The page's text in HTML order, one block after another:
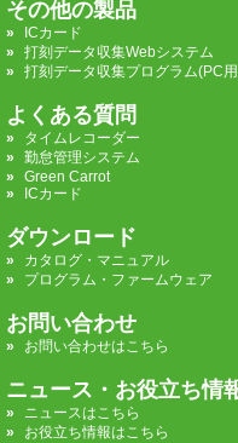
その他の製品
ICカード
打刻データ収集Webシステム
打刻データ収集プログラム(PC
よくある質問
タイムレコーダー
勤怠管理システム
Green Carrot
ICカード
ダウンロード
カタログ・マニュアル
プログラム・ファームウェア
お問い合わせ
お問い合わせはこちら
ニュース・お役立ち情
ニュースはこちら
お役立ち情報はこちら